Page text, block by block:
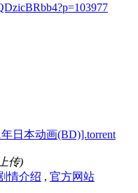
日本动画(BD)].torrent
传)
情介绍 , 官方网站